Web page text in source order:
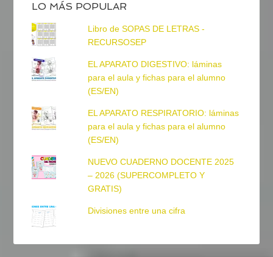
LO MÁS POPULAR
Libro de SOPAS DE LETRAS -
RECURSOSEP
EL APARATO DIGESTIVO: láminas
para el aula y fichas para el alumno
(ES/EN)
EL APARATO RESPIRATORIO: láminas
para el aula y fichas para el alumno
(ES/EN)
NUEVO CUADERNO DOCENTE 2025
– 2026 (SUPERCOMPLETO Y
GRATIS)
Divisiones entre una cifra